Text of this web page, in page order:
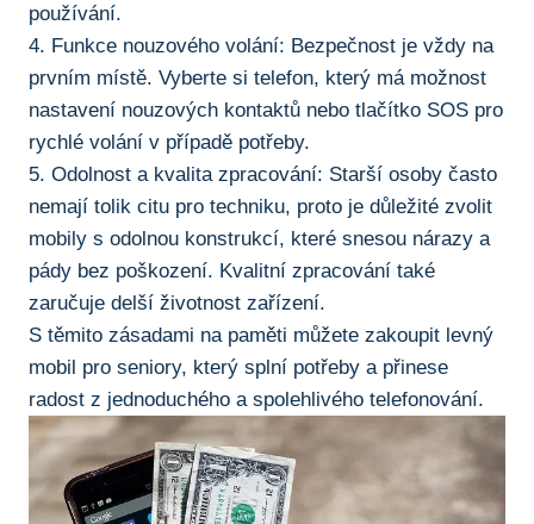
používání.
4. Funkce nouzového volání: Bezpečnost je vždy na
prvním místě.⁢ Vyberte si telefon, který má možnost
nastavení nouzových kontaktů nebo tlačítko SOS pro⁤
rychlé volání v případě potřeby.
5. Odolnost a kvalita zpracování: Starší osoby ‌často
nemají tolik citu pro techniku, proto je důležité zvolit
mobily ⁢s⁢ odolnou konstrukcí,‍ které snesou nárazy a
pády bez poškození. Kvalitní zpracování také
zaručuje ‍delší životnost zařízení.
S‌ těmito zásadami na paměti můžete zakoupit levný
mobil pro seniory,‌ který splní ⁣potřeby ⁣a přinese
⁣radost z jednoduchého a spolehlivého telefonování.